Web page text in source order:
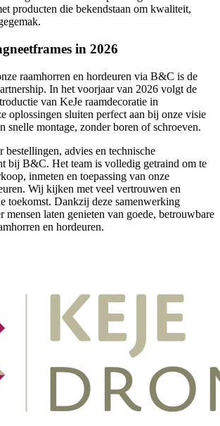
producten die bekendstaan om kwaliteit,
in 2026
raamhorren en hordeuren via B&C is de
In het voorjaar van 2026 volgt de
van KeJe raamdecoratie in
oplossingen sluiten perfect aan bij onze visie
snelle montage, zonder boren of schroeven.
bestellingen, advies en technische
bij B&C. Het team is volledig getraind om te
inmeten en toepassing van onze
Wij kijken met veel vertrouwen en
toekomst. Dankzij deze samenwerking
mensen laten genieten van goede, betrouwbare
en hordeuren.